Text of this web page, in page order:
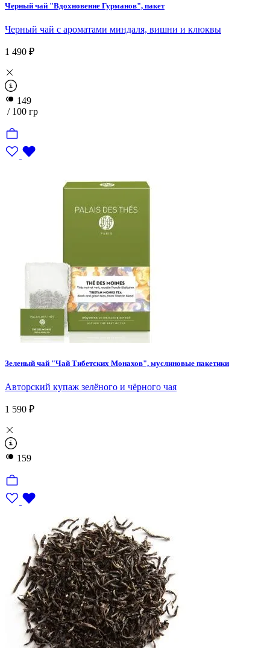
Черный чай "Вдохновение Гурманов", пакет
Черный чай с ароматами миндаля, вишни и клюквы
1 490 ₽
149
/ 100 гр
Зеленый чай "Чай Тибетских Монахов", муслиновые пакетики
Авторский купаж зелёного и чёрного чая
1 590 ₽
159